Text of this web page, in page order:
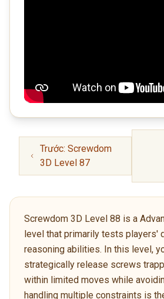
Trước: Screwdom
3D Level 87
Screwdom 3D Level 88 is a
level that primarily tests players'
reasoning abilities. In this level,
strategically release screws
within limited moves while
handling multiple constraints is